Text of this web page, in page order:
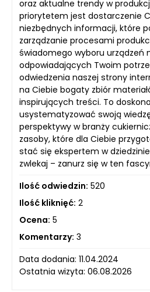
oraz aktualne trendy w
priorytetem jest dostarczenie
niezbędnych informacji, które
zarządzanie procesami
świadomego wyboru urządzeń
odpowiadających Twoim
odwiedzenia naszej strony
na Ciebie bogaty zbiór
inspirujących treści. To
usystematyzować swoją
perspektywy w branży
zasoby, które dla Ciebie
stać się ekspertem w
zwlekaj – zanurz się w ten
Ilość odwiedzin: 520
Ilość kliknięć: 2
Ocena: 5
Komentarzy: 3
Data dodania: 11.04.2024
Ostatnia wizyta: 06.08.2026